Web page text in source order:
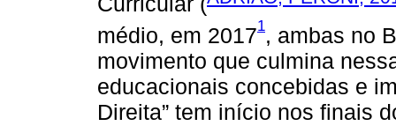
médio, em 20171, ambas no
movimento que culmina
educacionais concebidas e
Direita” tem início nos finais